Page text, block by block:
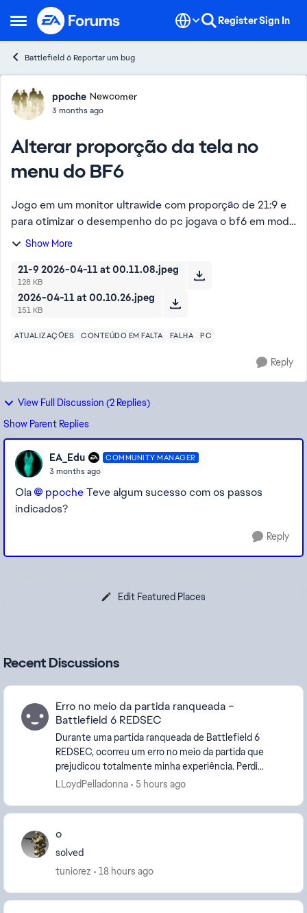
Open Side Menu
Skip to content RegisterSign In
Battlefield 6 Reportar um bug
Forum Discussion
ppoche Newcomer
3 months ago
Alterar proporção da tela no
menu do BF6
Jogo em um monitor ultrawide com proporção de 21:9 e
para otimizar o desempenho do pc jogava o bf6 em modo
16:9 Porem atualmente não esta funcionando da formaShow More
21-9 2026-04-11 at 00.11.08.jpeg
128 KB
2026-04-11 at 00.10.26.jpeg
151 KB
ATUALIZAÇÕES CONTEÚDO EM FALTA FALHA PC
Reply
View Full Discussion (2 Replies)
Show Parent Replies
EA_Edu COMMUNITY MANAGER
3 months ago
Ola ppoche​Teve algum sucesso com os passos
indicados?
Reply
Edit Featured Places
Recent Discussions
Erro no meio da partida ranqueada –
Battlefield 6 REDSEC
Durante uma partida ranqueada de Battlefield 6
REDSEC, ocorreu um erro no meio da partida que
prejudicou totalmente minha experiência. Perdi
progresso e fui afetado na classificação sem culpa.
LLoydPelladonna 5 hours ago
o
solved
tuniorez
18 hours ago